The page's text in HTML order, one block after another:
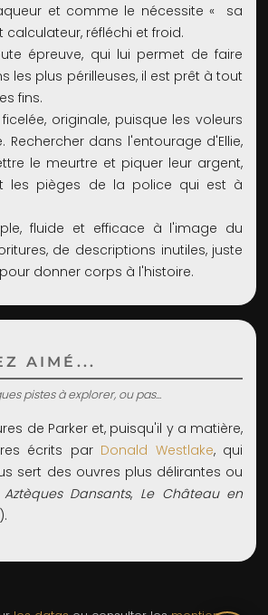
et comme le nécessite « sa
calculateur, réfléchi et froid.
épreuve, qui lui permet de faire
les plus périlleuses, il est prêt à tout
fins.
originale, puisque les voleurs
Rechercher dans l'entourage d'Ellie,
le meurtre et piquer leur argent,
les pièges de la police qui est à
fluide et efficace à l'image du
de descriptions inutiles, juste
donner corps à l'histoire.
AIMÉ...
pistes à explorer, ou pas...
de Parker et, puisqu'il y a matière,
écrits par Donald Westlake, qui
sert des ouvres plus délirantes ou
Aztèques Dansants, Le Château en